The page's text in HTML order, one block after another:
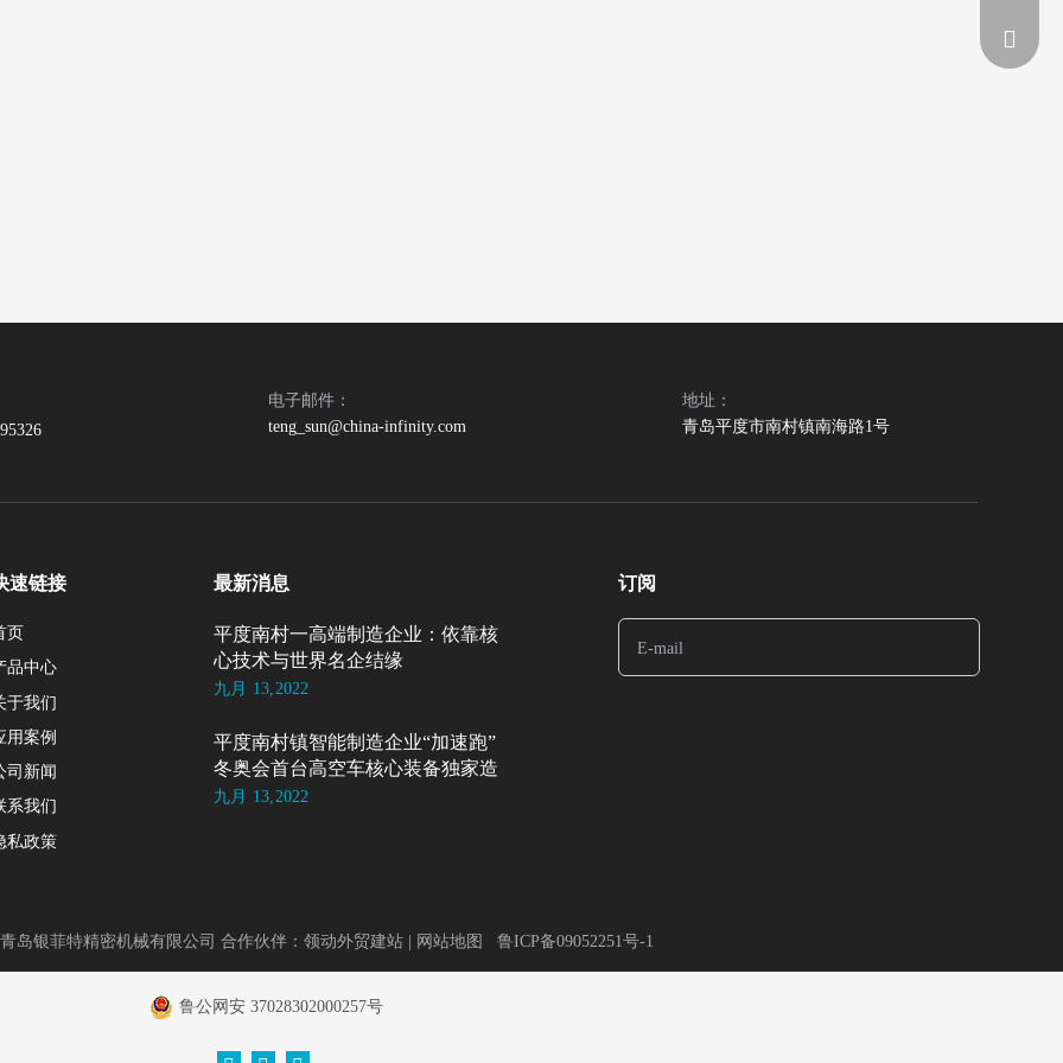
电子邮件：
teng_sun@china-infinity.com
地址：
青岛平度市南村镇南海路1号
速链接
页
品中心
于我们
用案例
司新闻
系我们
私政策
最新消息
平度南村一高端制造企业：依靠核
心技术与世界名企结缘
九月 13,2022
平度南村镇智能制造企业“加速跑”
冬奥会首台高空车核心装备独家造
九月 13,2022
订阅
青岛银菲特精密机械有限公司 合作伙伴： 领动外贸建站 网站地图 鲁ICP备09052251号-1
鲁公网安 37028302000257号